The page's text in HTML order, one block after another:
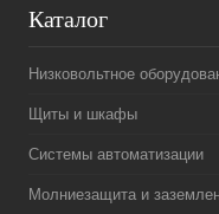
Каталог
Низковольтное
Щиты и шкафы
Системы автоматизации
Молниезащита и